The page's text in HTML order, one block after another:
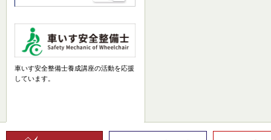
車いす安全整備士養成講座の活動を応援
しています。